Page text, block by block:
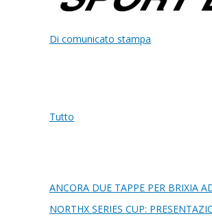
Di comunicato stampa
Tutto
ANCORA DUE TAPPE PER BRIXIA
NORTHX SERIES CUP: